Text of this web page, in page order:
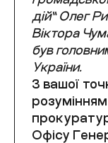
дій” Олег
Віктора
був
України.
З вашої
розумінням
Офісу